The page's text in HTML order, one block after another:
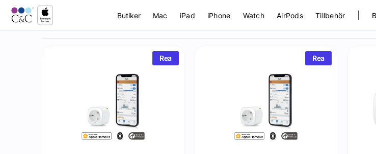
Butiker Mac iPad iPhone Watch AirPods Tillbehör
Rea Rea